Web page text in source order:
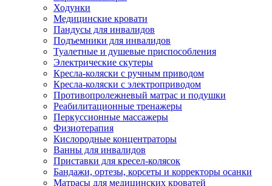
Ходунки
Медицинские кровати
Пандусы для инвалидов
Подъемники для инвалидов
Туалетные и душевые приспособления
Электрические скутеры
Кресла-коляски с ручным приводом
Кресла-коляски с электроприводом
Противопролежневый матрас и подушки
Реабилитационные тренажеры
Перкуссионные массажеры
Физиотерапия
Кислородные концентраторы
Ванны для инвалидов
Приставки для кресел-колясок
Бандажи, ортезы, корсеты и корректоры осанки
Матрасы для медицинских кроватей